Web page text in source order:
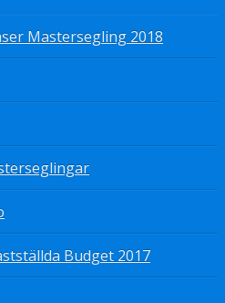
Mastersegling 2018
Budget 2017